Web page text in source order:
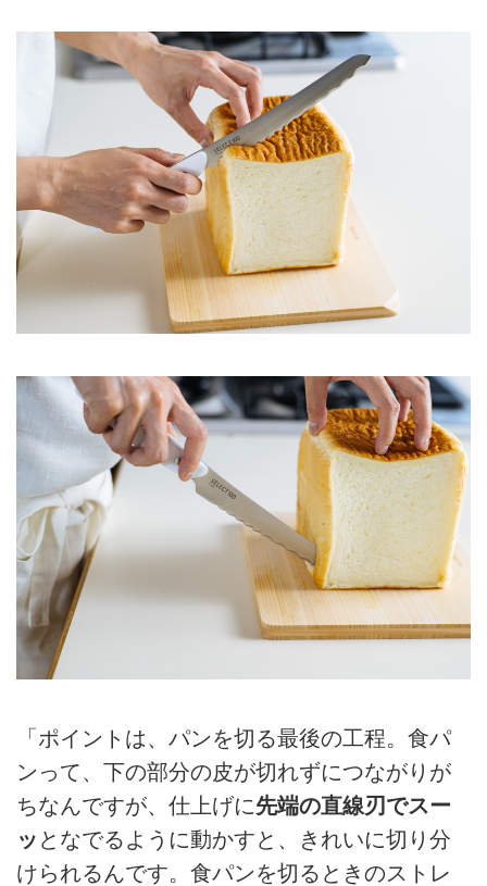
「ポイントは、パンを切る最後の工程。食パ
ンって、下の部分の皮が切れずにつながりが
ちなんですが、仕上げに先端の直線刃でスー
ッ となでるように動かすと、きれいに切り分
けられるんです。食パンを切るときのストレ